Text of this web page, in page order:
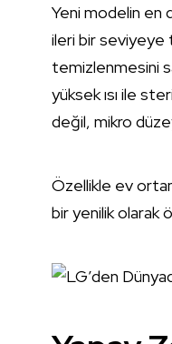
Yeni modelin en
ileri bir seviyeye
temizlenmesini
yüksek ısı ile
değil, mikro
Özellikle ev
bir yenilik olarak